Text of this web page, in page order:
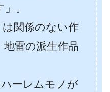
。
関係のない作
雷の派生作品
ーレムモノが